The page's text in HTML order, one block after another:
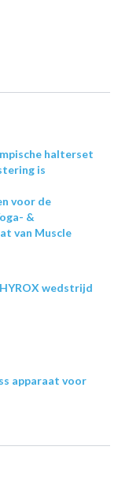
halterset
is
voor de
&
van Muscle
wedstrijd
apparaat voor